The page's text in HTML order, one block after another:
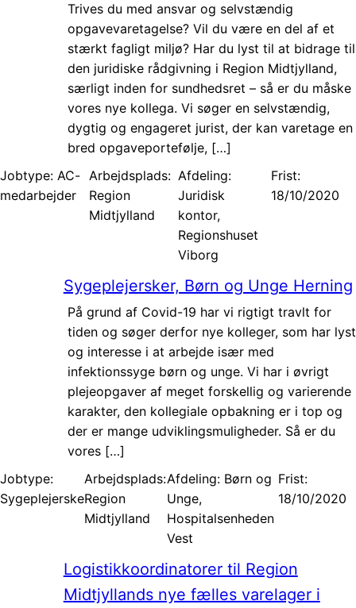
Trives du med ansvar og selvstændig
opgavevaretagelse? Vil du være en del af et
stærkt fagligt miljø? Har du lyst til at bidrage til
den juridiske rådgivning i Region Midtjylland,
særligt inden for sundhedsret – så er du måske
vores nye kollega. Vi søger en selvstændig,
dygtig og engageret jurist, der kan varetage en
bred opgaveportefølje, […]
Jobtype: AC-
medarbejder
Arbejdsplads:
Region
Midtjylland
Afdeling:
Juridisk
kontor,
Regionshuset
Viborg
Frist:
18/10/2020
Sygeplejersker, Børn og Unge Herning
På grund af Covid-19 har vi rigtigt travlt for
tiden og søger derfor nye kolleger, som har lyst
og interesse i at arbejde især med
infektionssyge børn og unge. Vi har i øvrigt
plejeopgaver af meget forskellig og varierende
karakter, den kollegiale opbakning er i top og
der er mange udviklingsmuligheder. Så er du
vores […]
Jobtype:
Sygeplejerske
Arbejdsplads:
Region
Midtjylland
Afdeling: Børn og
Unge,
Hospitalsenheden
Vest
Frist:
18/10/2020
Logistikkoordinatorer til Region
Midtjyllands nye fælles varelager i